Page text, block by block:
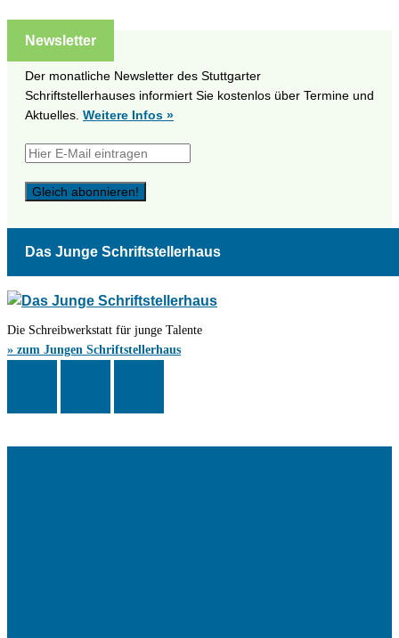
Newsletter
Der monatliche Newsletter des Stuttgarter
Schriftstellerhauses informiert Sie kostenlos über Termine und
Aktuelles. Weitere Infos »
Das Junge Schriftstellerhaus
Die Schreibwerkstatt für junge Talente
» zum Jungen Schriftstellerhaus